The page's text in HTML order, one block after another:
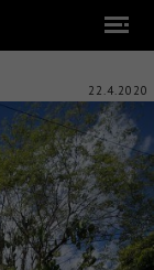
22.4.2020